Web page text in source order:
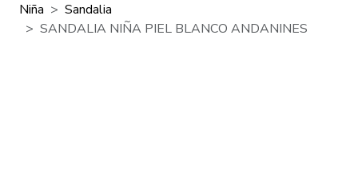
Niña
Sandalia
SANDALIA NIÑA PIEL BLANCO ANDANINES